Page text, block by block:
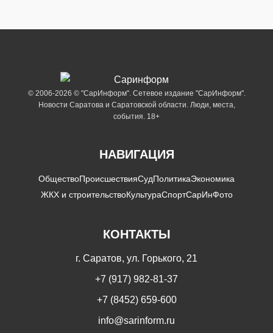
© 2006-2026 © "СарИнформ". Сетевое издание "СарИнформ".
Новости Саратова и Саратовской области. Люди, места,
события. 18+
НАВИГАЦИЯ
ОбществоПроисшествияСудПолитикаЭкономика
ЖКХ и строительствоКультураСпортСарИнФото
КОНТАКТЫ
г. Саратов, ул. Горького, 21
+7 (917) 982-81-37
+7 (8452) 659-600
info@sarinform.ru